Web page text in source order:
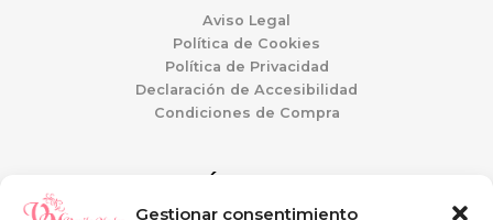
Gestionar consentimiento
Aviso Legal
Política de Cookies
Política de Privacidad
Declaración de Accesibilidad
Condiciones de Compra
ATENCIÓN AL CLIENTE